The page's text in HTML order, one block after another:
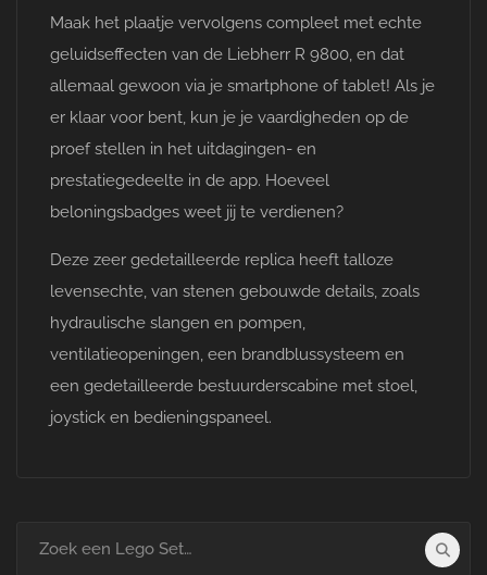
Maak het plaatje vervolgens compleet met echte
geluidseffecten van de Liebherr R 9800, en dat
allemaal gewoon via je smartphone of tablet! Als je
er klaar voor bent, kun je je vaardigheden op de
proef stellen in het uitdagingen- en
prestatiegedeelte in de app. Hoeveel
beloningsbadges weet jij te verdienen?
Deze zeer gedetailleerde replica heeft talloze
levensechte, van stenen gebouwde details, zoals
hydraulische slangen en pompen,
ventilatieopeningen, een brandblussysteem en
een gedetailleerde bestuurderscabine met stoel,
joystick en bedieningspaneel.